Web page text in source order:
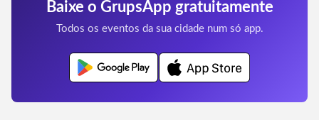
Baixe o GrupsApp gratuitamente
Todos os eventos da sua cidade num só app.